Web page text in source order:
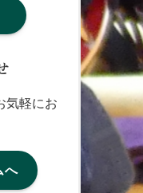
気軽にお
へ